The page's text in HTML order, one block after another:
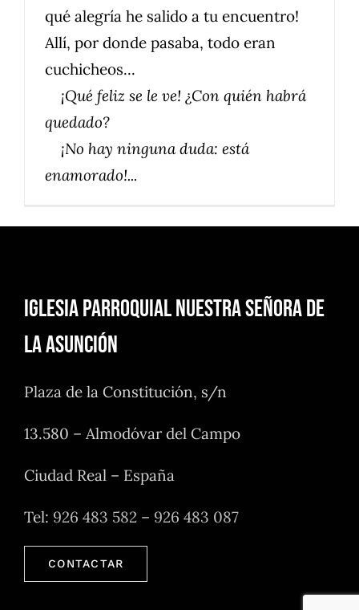
qué alegría he salido a tu encuentro!
Allí, por donde pasaba, todo eran
cuchicheos...
¡Qué feliz se le ve! ¿Con quién habrá
quedado?
¡No hay ninguna duda: está
enamorado!...
Iglesia Parroquial Nuestra Señora de
la Asunción
Plaza de la Constitución, s/n
13.580 – Almodóvar del Campo
Ciudad Real – España
Tel: 926 483 582 – 926 483 087
CONTACTAR